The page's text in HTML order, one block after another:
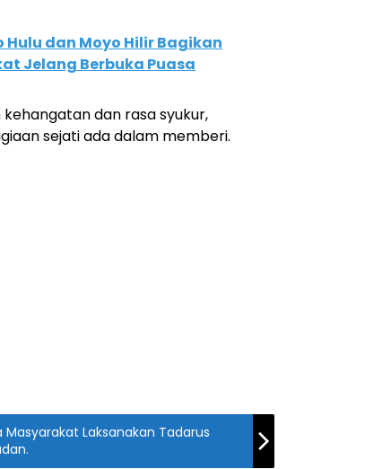
Hulu dan Moyo Hilir Bagikan
Jelang Berbuka Puasa
dan rasa syukur,
sejati ada dalam memberi.
Masyarakat Laksanakan Tadarus